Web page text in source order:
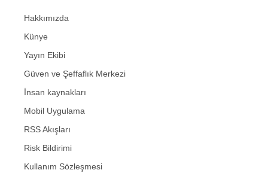
Hakkımızda
Künye
Yayın Ekibi
Güven ve Şeffaflık Merkezi
İnsan kaynakları
Mobil Uygulama
RSS Akışları
Risk Bildirimi
Kullanım Sözleşmesi